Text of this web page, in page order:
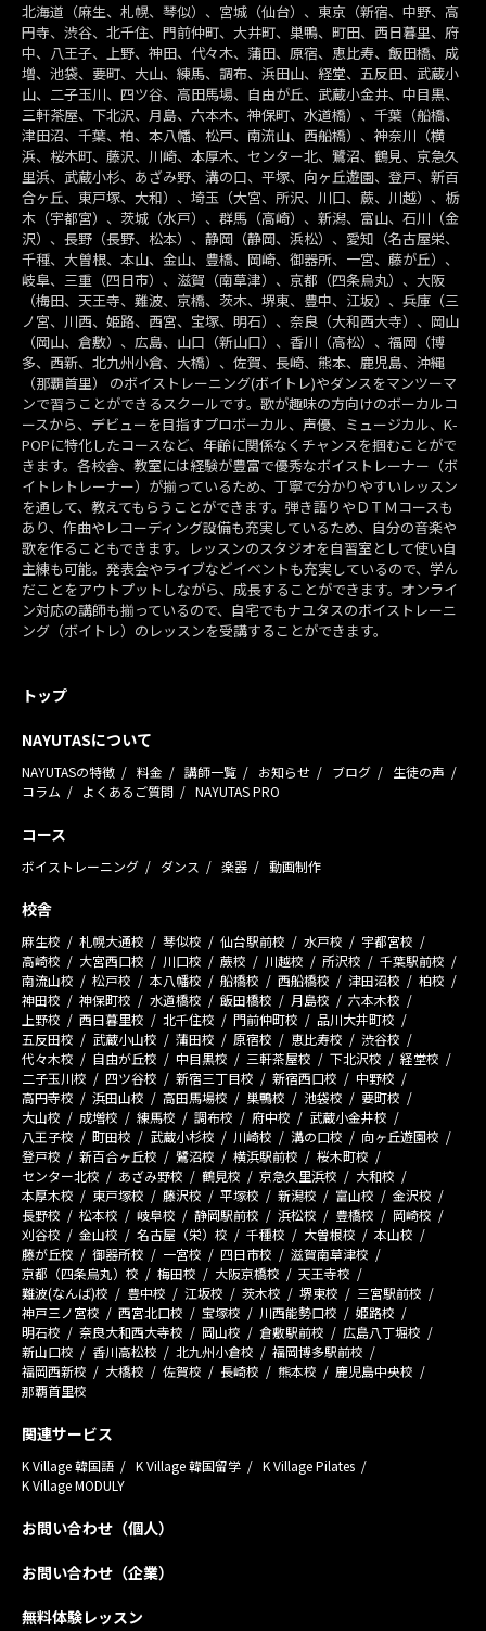
北海道（麻生、札幌、琴似）、宮城（仙台）、東京（新宿、中野、高
円寺、渋谷、北千住、門前仲町、大井町、巣鴨、町田、西日暮里、府
中、八王子、上野、神田、代々木、蒲田、原宿、恵比寿、飯田橋、成
増、池袋、要町、大山、練馬、調布、浜田山、経堂、五反田、武蔵小
山、二子玉川、四ツ谷、高田馬場、自由が丘、武蔵小金井、中目黒、
三軒茶屋、下北沢、月島、六本木、神保町、水道橋）、千葉（船橋、
津田沼、千葉、柏、本八幡、松戸、南流山、西船橋）、神奈川（横
浜、桜木町、藤沢、川崎、本厚木、センター北、鷺沼、鶴見、京急久
里浜、武蔵小杉、あざみ野、溝の口、平塚、向ヶ丘遊園、登戸、新百
合ヶ丘、東戸塚、大和）、埼玉（大宮、所沢、川口、蕨、川越）、栃
木（宇都宮）、茨城（水戸）、群馬（高崎）、新潟、富山、石川（金
沢）、長野（長野、松本）、静岡（静岡、浜松）、愛知（名古屋栄、
千種、大曽根、本山、金山、豊橋、岡崎、御器所、一宮、藤が丘）、
岐阜、三重（四日市）、滋賀（南草津）、京都（四条烏丸）、大阪
（梅田、天王寺、難波、京橋、茨木、堺東、豊中、江坂）、兵庫（三
ノ宮、川西、姫路、西宮、宝塚、明石）、奈良（大和西大寺）、岡山
（岡山、倉敷）、広島、山口（新山口）、香川（高松）、福岡（博
多、西新、北九州小倉、大橋）、佐賀、長崎、熊本、鹿児島、沖縄
（那覇首里） のボイストレーニング(ボイトレ)やダンスをマンツーマ
ンで習うことができるスクールです。歌が趣味の方向けのボーカルコ
ースから、デビューを目指すプロボーカル、声優、ミュージカル、K-
POPに特化したコースなど、年齢に関係なくチャンスを掴むことがで
きます。各校舎、教室には経験が豊富で優秀なボイストレーナー（ボ
イトレトレーナー）が揃っているため、丁寧で分かりやすいレッスン
を通して、教えてもらうことができます。弾き語りやＤＴＭコースも
あり、作曲やレコーディング設備も充実しているため、自分の音楽や
歌を作ることもできます。レッスンのスタジオを自習室として使い自
主練も可能。発表会やライブなどイベントも充実しているので、学ん
だことをアウトプットしながら、成長することができます。オンライ
ン対応の講師も揃っているので、自宅でもナユタスのボイストレーニ
ング（ボイトレ）のレッスンを受講することができます。
トップ
NAYUTASについて
NAYUTASの特徴 料金 講師一覧 お知らせ ブログ
生徒の声
コラム
よくあるご質問 NAYUTAS PRO
コース
ボイストレーニング ダンス 楽器 動画制作
校舎
麻生校 札幌大通校 琴似校 仙台駅前校 水戸校
宇都宮校
高崎校
大宮西口校 川口校 蕨校 川越校 所沢校
千葉駅前校
南流山校
松戸校 本八幡校 船橋校 西船橋校 津田沼校
柏校
神田校
神保町校 水道橋校 飯田橋校 月島校
六本木校
上野校
西日暮里校 北千住校 門前仲町校
品川大井町校
五反田校
武蔵小山校 蒲田校 原宿校 恵比寿校
渋谷校
代々木校
自由が丘校 中目黒校 三軒茶屋校 下北沢校
経堂校
二子玉川校
四ツ谷校 新宿三丁目校 新宿西口校
中野校
高円寺校
浜田山校 高田馬場校 巣鴨校 池袋校
要町校
大山校
成増校 練馬校 調布校 府中校
武蔵小金井校
八王子校
町田校 武蔵小杉校 川崎校 溝の口校
向ヶ丘遊園校
登戸校
新百合ヶ丘校 鷺沼校 横浜駅前校
桜木町校
センター北校
あざみ野校 鶴見校 京急久里浜校
大和校
本厚木校
東戸塚校 藤沢校 平塚校 新潟校 富山校
金沢校
長野校
松本校 岐阜校 静岡駅前校 浜松校 豊橋校
岡崎校
刈谷校
金山校 名古屋（栄）校 千種校 大曽根校
本山校
藤が丘校
御器所校 一宮校 四日市校
滋賀南草津校
京都（四条烏丸）校
梅田校 大阪京橋校
天王寺校
難波(なんば)校
豊中校 江坂校 茨木校 堺東校
三宮駅前校
神戸三ノ宮校
西宮北口校 宝塚校 川西能勢口校
姫路校
明石校
奈良大和西大寺校 岡山校 倉敷駅前校
広島八丁堀校
新山口校
香川高松校 北九州小倉校
福岡博多駅前校
福岡西新校
大橋校 佐賀校 長崎校 熊本校
鹿児島中央校
那覇首里校
関連サービス
K Village 韓国語 K Village 韓国留学
K Village Pilates
K Village MODULY
お問い合わせ（個人）
お問い合わせ（企業）
無料体験レッスン